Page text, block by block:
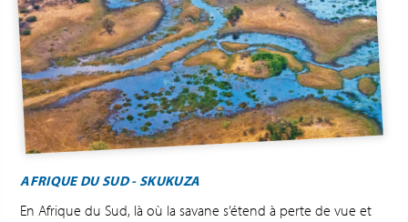
AFRIQUE DU SUD - SKUKUZA
En Afrique du Sud, là où la savane s’étend à perte de vue et